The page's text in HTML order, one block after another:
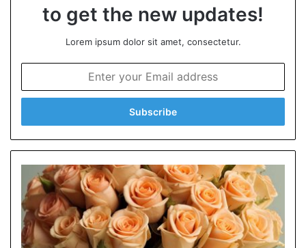
to get the new updates!
Lorem ipsum dolor sit amet, consectetur.
t
r
y
E
m
a
i